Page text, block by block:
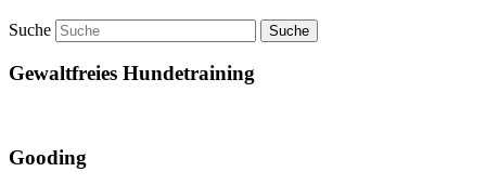
Suche
Gewaltfreies Hundetraining
Gooding